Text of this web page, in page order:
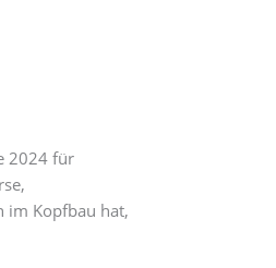
2024 für
im Kopfbau hat,